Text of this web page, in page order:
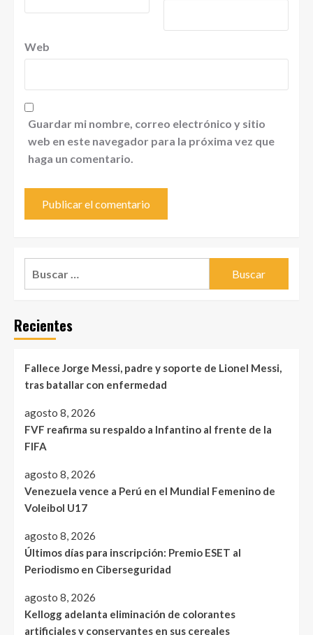
Web
Guardar mi nombre, correo electrónico y sitio
web en este navegador para la próxima vez que
haga un comentario.
Recientes
Fallece Jorge Messi, padre y soporte de Lionel Messi,
tras batallar con enfermedad
agosto 8, 2026
FVF reafirma su respaldo a Infantino al frente de la
FIFA
agosto 8, 2026
Venezuela vence a Perú en el Mundial Femenino de
Voleibol U17
agosto 8, 2026
Últimos días para inscripción: Premio ESET al
Periodismo en Ciberseguridad
agosto 8, 2026
Kellogg adelanta eliminación de colorantes
artificiales y conservantes en sus cereales